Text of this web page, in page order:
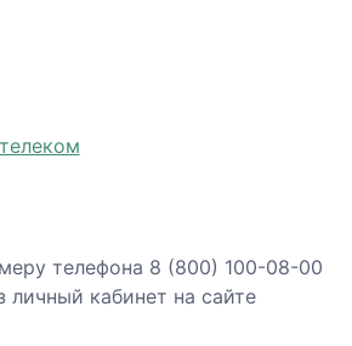
телефона 8 (800) 100-08-00
личный кабинет на сайте